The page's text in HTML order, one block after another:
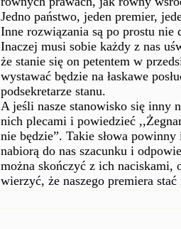
Jedno państwo, jeden premier,
Inne rozwiązania są po prostu nie
Inaczej musi sobie każdy z nas
że stanie się on petentem w
wystawać będzie na łaskawe
podsekretarze stanu.
A jeśli nasze stanowisko się inny
nich plecami i powiedzieć
nie będzie”. Takie słowa
nabiorą do nas szacunku i
można skończyć z ich
wierzyć, że naszego premiera